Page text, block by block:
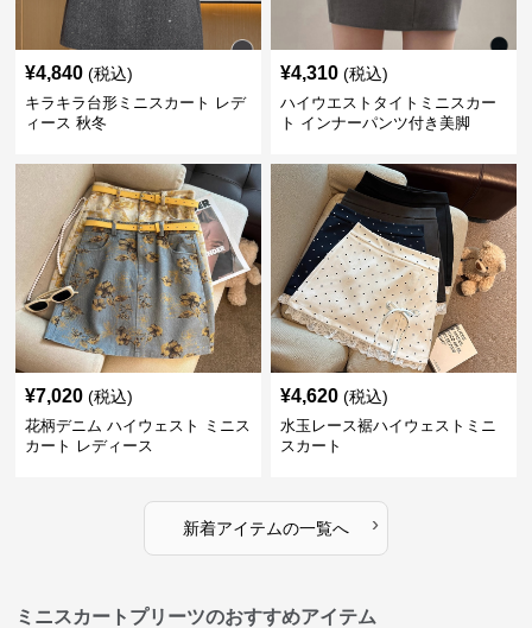
¥4,840 (税込)
キラキラ台形ミニスカート レデ
ィース 秋冬
¥4,310 (税込)
ハイウエストタイトミニスカー
ト インナーパンツ付き美脚
¥7,020 (税込)
花柄デニム ハイウェスト ミニス
カート レディース
¥4,620 (税込)
水玉レース裾ハイウェストミニ
スカート
新着アイテムの一覧へ ›
ミニスカートプリーツのおすすめアイテム